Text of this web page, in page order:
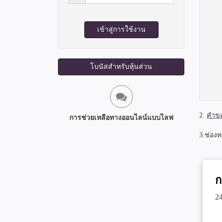
เข้าสู่การใช้งาน
โบนัสสำหรับหุ้นส่วน
การช่วยเหลือทางออนไลน์แบบไลฟ 2. คำข
3.ช่อง